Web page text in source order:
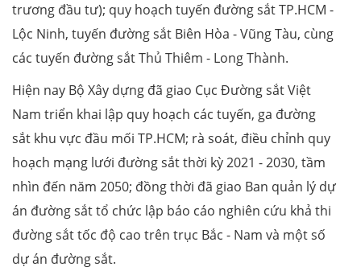
trương đầu tư); quy hoạch tuyến đường sắt TP.HCM -
Lộc Ninh, tuyến đường sắt Biên Hòa - Vũng Tàu, cùng
các tuyến đường sắt Thủ Thiêm - Long Thành.
Hiện nay Bộ Xây dựng đã giao Cục Đường sắt Việt
Nam triển khai lập quy hoạch các tuyến, ga đường
sắt khu vực đầu mối TP.HCM; rà soát, điều chỉnh quy
hoạch mạng lưới đường sắt thời kỳ 2021 - 2030, tầm
nhìn đến năm 2050; đồng thời đã giao Ban quản lý dự
án đường sắt tổ chức lập báo cáo nghiên cứu khả thi
đường sắt tốc độ cao trên trục Bắc - Nam và một số
dự án đường sắt.